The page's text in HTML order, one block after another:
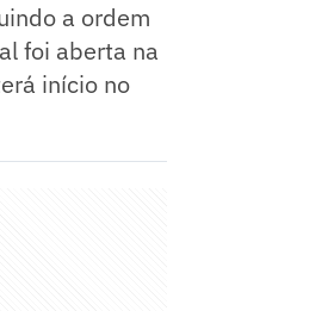
a ordem
foi aberta na
início no